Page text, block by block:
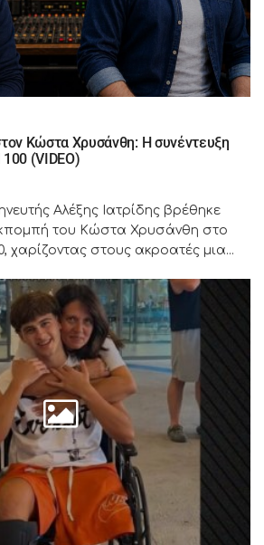
Κώστα Χρυσάνθη: Η συνέντευξη
(VIDEO)
Αλέξης Ιατρίδης βρέθηκε
του Κώστα Χρυσάνθη στο
χαρίζοντας στους ακροατές μια...